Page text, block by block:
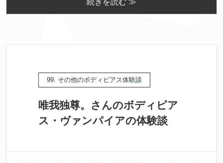
続きを読む ≫
99. その他のボディピアス体験談
唯我独尊。さんのボディピア
ス・ヴァンパイアの体験談